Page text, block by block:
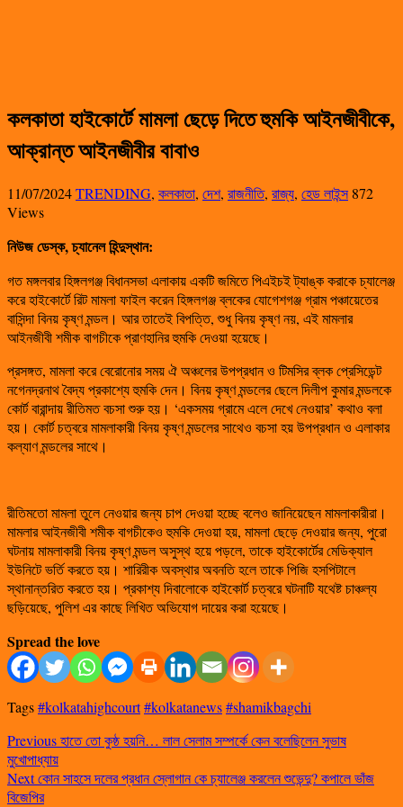
কলকাতা হাইকোর্টে মামলা ছেড়ে দিতে হুমকি আইনজীবীকে,
আক্রান্ত আইনজীবীর বাবাও
11/07/2024TRENDING, কলকাতা, দেশ, রাজনীতি, রাজ্য, হেড লাইন্স 872
Views
নিউজ ডেস্ক, চ্যানেল হিন্দুস্থান:
গত মঙ্গলবার হিঙ্গলগঞ্জ বিধানসভা এলাকায় একটি জমিতে পিএইচই ট্যাঙ্ক করাকে চ্যালেঞ্জ
করে হাইকোর্টে রিট মামলা ফাইল করেন হিঙ্গলগঞ্জ ব্লকের যোগেশগঞ্জ গ্রাম পঞ্চায়েতের
বাসিন্দা বিনয় কৃষ্ণ মন্ডল। আর তাতেই বিপত্তি, শুধু বিনয় কৃষ্ণ নয়, এই মামলার
আইনজীবী শমীক বাগচীকে প্রাণহানির হুমকি দেওয়া হয়েছে।
প্রসঙ্গত, মামলা করে বেরোনোর সময় ঐ অঞ্চলের উপপ্রধান ও টিমসির ব্লক প্রেসিডেন্ট
নগেনদ্রনাথ বৈদ্য প্রকাশ্যে হুমকি দেন। বিনয় কৃষ্ণ মন্ডলের ছেলে দিলীপ কুমার মন্ডলকে
কোর্ট বারান্দায় রীতিমত বচসা শুরু হয়। ‘একসময় গ্রামে এলে দেখে নেওয়ার’ কথাও বলা
হয়। কোর্ট চত্বরে মামলাকারী বিনয় কৃষ্ণ মন্ডলের সাথেও বচসা হয় উপপ্রধান ও এলাকার
কল্যাণ মন্ডলের সাথে।
রীতিমতো মামলা তুলে নেওয়ার জন্য চাপ দেওয়া হচ্ছে বলেও জানিয়েছেন মামলাকারীরা।
মামলার আইনজীবী শমীক বাগচীকেও হুমকি দেওয়া হয়, মামলা ছেড়ে দেওয়ার জন্য, পুরো
ঘটনায় মামলাকারী বিনয় কৃষ্ণ মন্ডল অসুস্থ হয়ে পড়লে, তাকে হাইকোর্টের মেডিক্যাল
ইউনিটে ভর্তি করতে হয়। শারিরীক অবস্থার অবনতি হলে তাকে পিজি হসপিটালে
স্থানান্তরিত করতে হয়। প্রকাশ্য দিবালোকে হাইকোর্ট চত্বরে ঘটনাটি যথেষ্ট চাঞ্চল্য
ছড়িয়েছে, পুলিশ এর কাছে লিখিত অভিযোগ দায়ের করা হয়েছে।
Spread the love
Tags#kolkatahighcourt#kolkatanews#shamikbagchi
Previousহাতে তো কুষ্ঠ হয়নি… লাল সেলাম সম্পর্কে কেন বলেছিলেন সুভাষ
মুখোপাধ্যায়
Nextকোন সাহসে দলের প্রধান স্লোগান কে চ্যালেঞ্জ করলেন শুভেন্দু? কপালে ভাঁজ
বিজেপির